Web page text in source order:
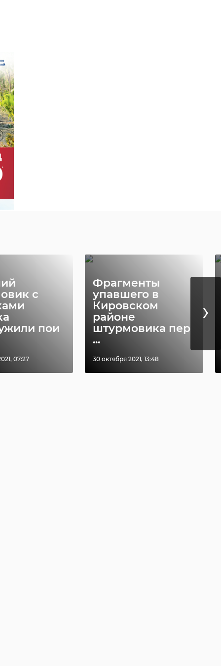
с
пои
07:27
Фрагменты
упавшего в
Кировском
районе
штурмовика пер
...
30 октября 2021, 13:48
›
и тепло:
в
30